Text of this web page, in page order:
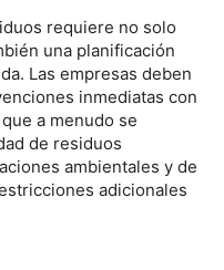
requiere no solo
una planificación
Las empresas deben
inmediatas con
a menudo se
de residuos
ambientales y de
adicionales